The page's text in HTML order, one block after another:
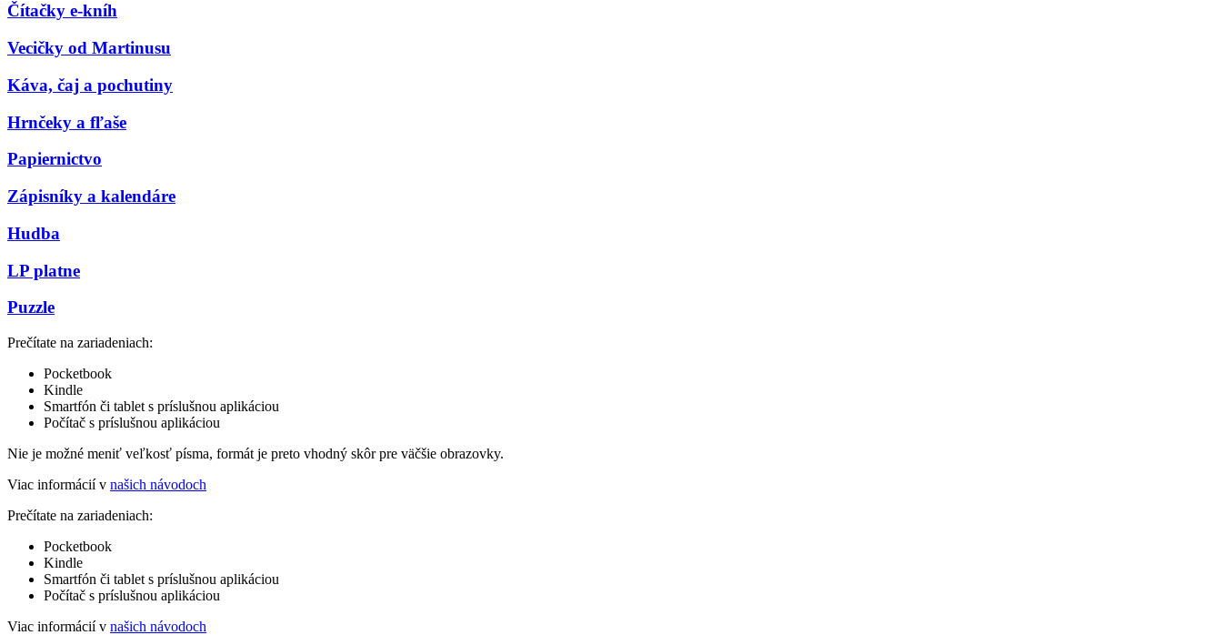
Čítačky e-kníh
Vecičky od Martinusu
Káva, čaj a pochutiny
Hrnčeky a fľaše
Papiernictvo
Zápisníky a kalendáre
Hudba
LP platne
Puzzle
Prečítate na zariadeniach:
Pocketbook
Kindle
Smartfón či tablet s príslušnou aplikáciou
Počítač s príslušnou aplikáciou
Nie je možné meniť veľkosť písma, formát je preto vhodný skôr pre väčšie obrazovky.
Viac informácií v našich návodoch
Prečítate na zariadeniach:
Pocketbook
Kindle
Smartfón či tablet s príslušnou aplikáciou
Počítač s príslušnou aplikáciou
Viac informácií v našich návodoch